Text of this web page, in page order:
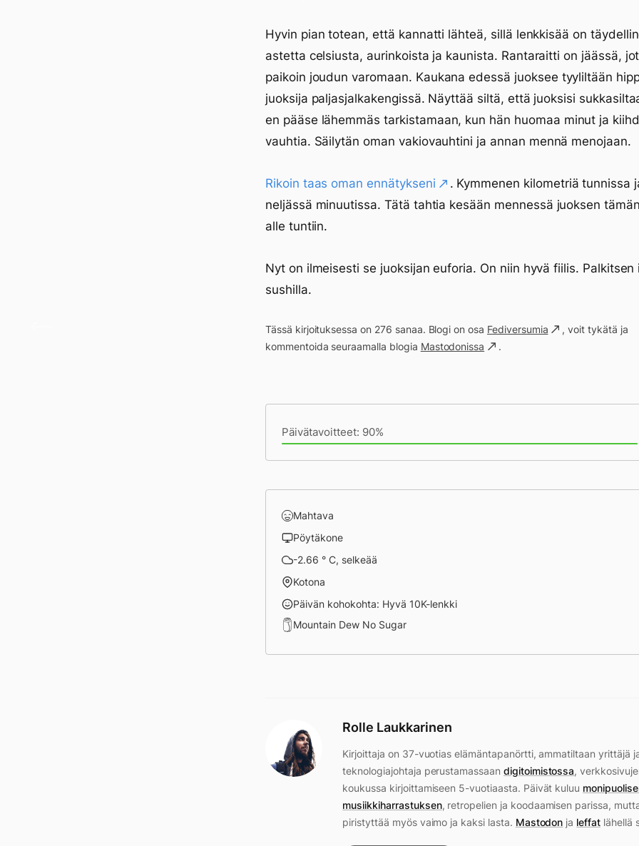
Hyvin pian totean, että kannatti lähteä, sillä lenkkisää on
astetta celsiusta, aurinkoista ja kaunista. Rantaraitti on jäässä,
paikoin joudun varomaan. Kaukana edessä juoksee tyyliltään
juoksija paljasjalkakengissä. Näyttää siltä, että juoksisi
en pääse lähemmäs tarkistamaan, kun hän huomaa minut ja
vauhtia. Säilytän oman vakiovauhtini ja annan mennä menojaan.
Rikoin taas oman ennätykseni
. Kymmenen kilometriä tunnissa
neljässä minuutissa. Tätä tahtia kesään mennessä juoksen
alle tuntiin.
Nyt on ilmeisesti se juoksijan euforia. On niin hyvä fiilis. Palkitsen
sushilla.
Tässä kirjoituksessa on 276 sanaa. Blogi on osa Fediversumia
, voit tykätä ja
kommentoida seuraamalla blogia Mastodonissa .
Päivätavoitteet: 90%
Mahtava
Pöytäkone
-2.66 ° C, selkeää
Kotona
Päivän kohokohta: Hyvä 10K-lenkki
Mountain Dew No Sugar
Rolle Laukkarinen
Kirjoittaja on 37-vuotias elämäntapanörtti, ammatiltaan yrittäjä
teknologiajohtaja perustamassaan digitoimistossa,
koukussa kirjoittamiseen 5-vuotiaasta. Päivät kuluu
musiikkiharrastuksen, retropelien ja koodaamisen parissa,
piristyttää myös vaimo ja kaksi lasta. Mastodon ja leffatlähellä
Autuus